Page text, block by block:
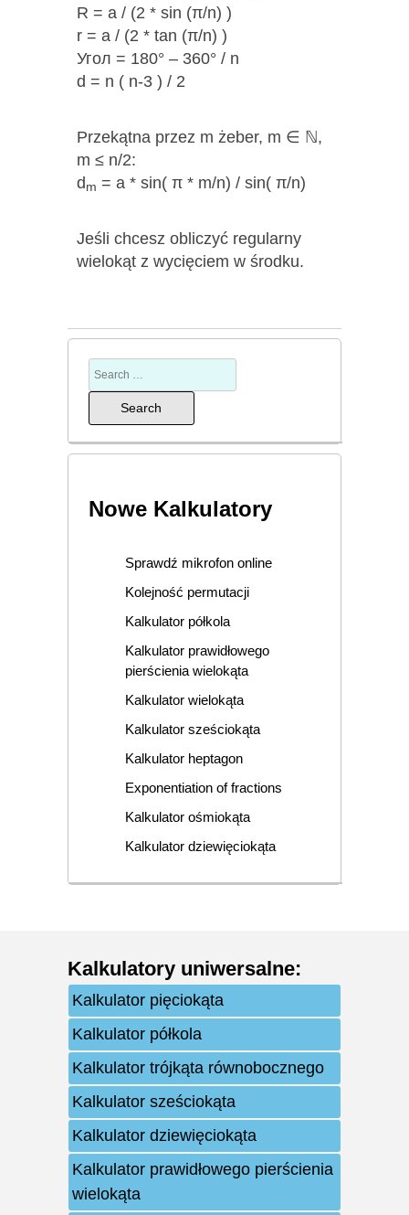
R = a / (2 * sin (π/n) )
r = a / (2 * tan (π/n) )
Угол = 180° – 360° / n
d = n ( n-3 ) / 2
Przekątna przez m żeber, m ∈ ℕ,
m ≤ n/2:
dm = a * sin( π * m/n) / sin( π/n)
Jeśli chcesz obliczyć regularny
wielokąt z wycięciem w środku.
Nowe Kalkulatory
Sprawdź mikrofon online
Kolejność permutacji
Kalkulator półkola
Kalkulator prawidłowego
pierścienia wielokąta
Kalkulator wielokąta
Kalkulator sześciokąta
Kalkulator heptagon
Exponentiation of fractions
Kalkulator ośmiokąta
Kalkulator dziewięciokąta
Kalkulatory uniwersalne:
Kalkulator pięciokąta
Kalkulator półkola
Kalkulator trójkąta równobocznego
Kalkulator sześciokąta
Kalkulator dziewięciokąta
Kalkulator prawidłowego pierścienia
wielokąta